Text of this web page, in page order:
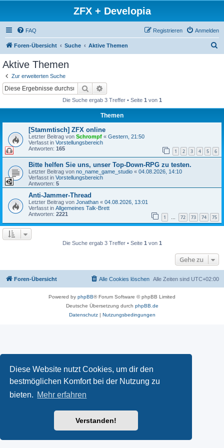
Diese Website nutzt Cookies, um dir den
bestmöglichen Komfort bei der Nutzung zu
bieten. Mehr erfahren
Verstanden!
ZFX + Developia
FAQ Anmelden
Registrieren
Foren-Übersicht Suche Aktive Themen
Aktive Themen
Zur erweiterten Suche
Suche
Die Suche ergab 3 Treffer • Seite 1 von 1
Themen
[Stammtisch] ZFX online
Letzter Beitrag von Schrompf « Gestern, 21:50
Verfasst in Vorstellungsbereich
Antworten: 165 1 2 3 4 5 6
Bitte helfen Sie uns, unser Top-Down-RPG zu testen.
Letzter Beitrag von no_name_game_studio « 04.08.2026, 14:10
Verfasst in Vorstellungsbereich
Antworten: 5
Anti-Jammer-Thread
Letzter Beitrag von Jonathan « 04.08.2026, 13:01
Verfasst in Allgemeines Talk-Brett
Antworten: 2221 1 … 72 73 74 75
Die Suche ergab 3 Treffer • Seite 1 von 1
Gehe zu
Foren-Übersicht Alle Zeiten sind UTC+02:00
Alle Cookies löschen
Powered by phpBB® Forum Software © phpBB Limited
Deutsche Übersetzung durch phpBB.de
Datenschutz| Nutzungsbedingungen